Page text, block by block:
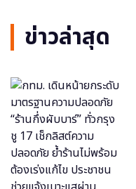
ข่าวล่าสุด